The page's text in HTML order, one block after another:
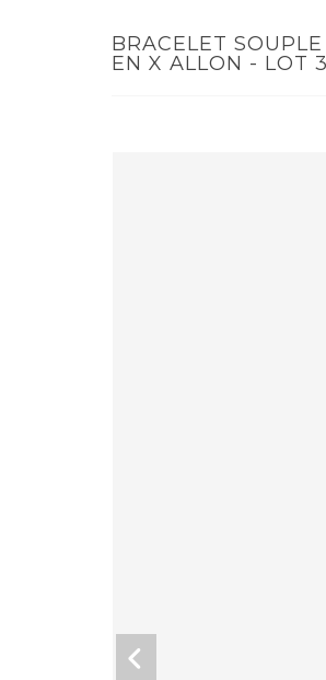
BRACELET
EN X ALLON - LOT